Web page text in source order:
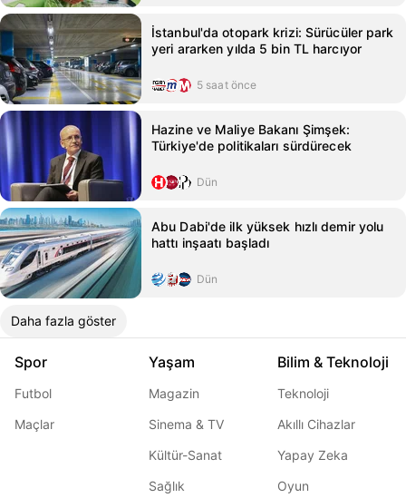
İstanbul'da otopark krizi: Sürücüler park
yeri ararken yılda 5 bin TL harcıyor
5 saat önce
Hazine ve Maliye Bakanı Şimşek:
Türkiye'de politikaları sürdürecek
Dün
Abu Dabi'de ilk yüksek hızlı demir yolu
hattı inşaatı başladı
Dün
Daha fazla göster
Spor
Futbol
Maçlar
Yaşam
Magazin
Sinema & TV
Kültür-Sanat
Sağlık
Bilim & Teknoloji
Teknoloji
Akıllı Cihazlar
Yapay Zeka
Oyun